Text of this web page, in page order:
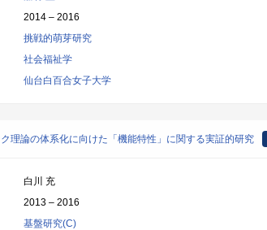
2014 – 2016
挑戦的萌芽研究
社会福祉学
仙台白百合女子大学
理論の体系化に向けた「機能特性」に関する実証的研究
白川 充
2013 – 2016
基盤研究(C)